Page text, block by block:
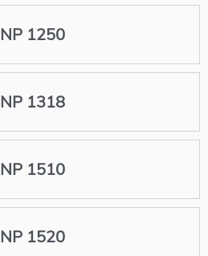
NP 1250
NP 1318
NP 1510
NP 1520